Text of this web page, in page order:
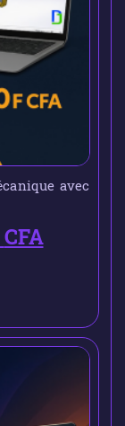
avec
CFA